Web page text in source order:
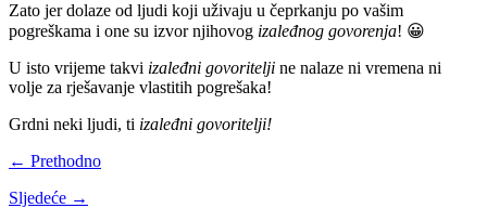
Zato jer dolaze od ljudi koji uživaju u čeprkanju po vašim
pogreškama i one su izvor njihovog izaleđnog govorenja! 😀
U isto vrijeme takvi izaleđni govoritelji ne nalaze ni vremena ni
volje za rješavanje vlastitih pogrešaka!
Grdni neki ljudi, ti izaleđni govoritelji!
← Prethodno
Sljedeće →